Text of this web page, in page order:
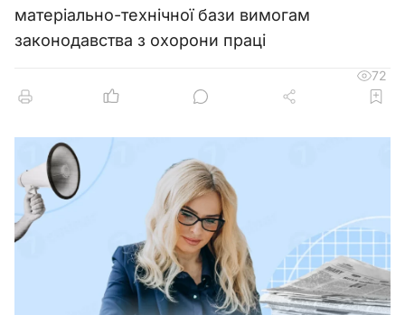
матеріально-технічної бази вимогам
законодавства з охорони праці
72